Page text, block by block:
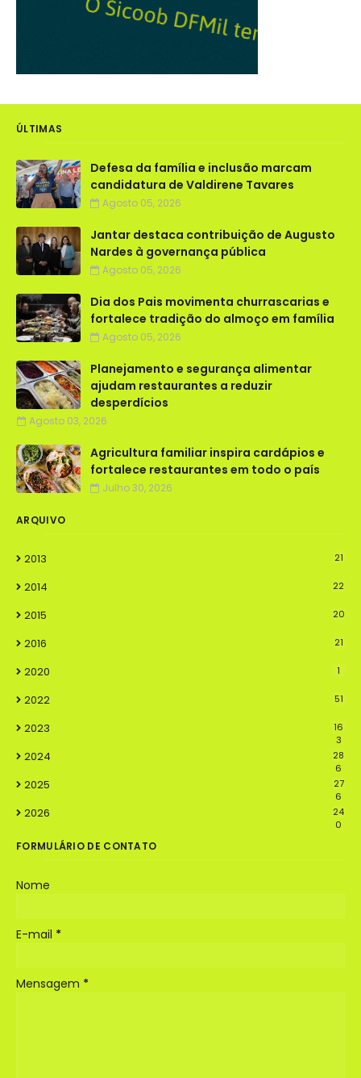
ÚLTIMAS
Defesa da família e inclusão marcam
candidatura de Valdirene Tavares
Agosto 05, 2026
Jantar destaca contribuição de Augusto
Nardes à governança pública
Agosto 05, 2026
Dia dos Pais movimenta churrascarias e
fortalece tradição do almoço em família
Agosto 05, 2026
Planejamento e segurança alimentar
ajudam restaurantes a reduzir
desperdícios
Agosto 03, 2026
Agricultura familiar inspira cardápios e
fortalece restaurantes em todo o país
Julho 30, 2026
ARQUIVO
2013 21
2014 22
2015 20
2016 21
2020 1
2022 51
2023
16
3
2024
28
6
2025
27
6
2026
24
0
FORMULÁRIO DE CONTATO
Nome
E-mail *
Mensagem *